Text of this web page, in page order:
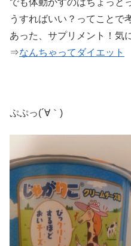
うすればいい？ってことで
あった、サプリメント！気
⇒なんちゃってダイエット
ぷぷっ(´∀｀)